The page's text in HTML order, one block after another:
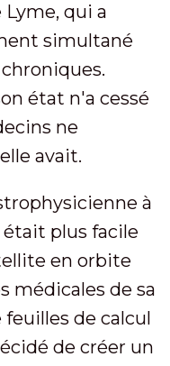
qui a
simultané
état n'a cessé
ne
avait.
à
plus facile
en orbite
médicales de sa
feuilles de calcul
de créer un